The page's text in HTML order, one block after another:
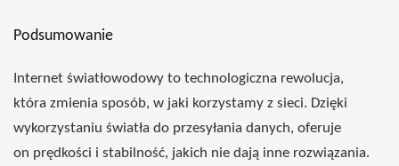
Podsumowanie
Internet światłowodowy to technologiczna rewolucja,
która zmienia sposób, w jaki korzystamy z sieci. Dzięki
wykorzystaniu światła do przesyłania danych, oferuje
on prędkości i stabilność, jakich nie dają inne rozwiązania.